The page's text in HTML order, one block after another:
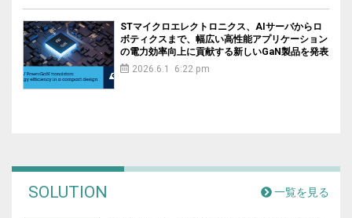
STマイクロエレクトロニクス、AIサーバからロ
ボティクスまで、幅広い高性能アプリケーション
の電力効率向上に貢献する新しいGaN製品を発表
2026.6.1 6:22 pm
SOLUTION 一覧を見る